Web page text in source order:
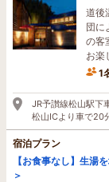
道後
団に
の客
お楽
1
JR予讃線松山駅下
松山ICより車で20
宿泊プラン
【お食事なし】生湯
＞